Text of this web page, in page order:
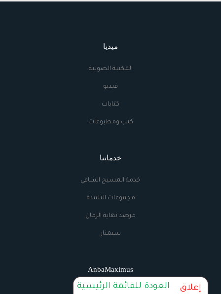
ميديا
المكتبة الصوتية
فيديو
كتابات
كتب ومطبوعات
خدماتنا
خدمة المسيح الشافي
مجموعات التلمذة
مرصد نهاية الزمان
سيمنار
AnbaMaximus
اتصل بنا إغلاق العودة للقائمة الرئيسية